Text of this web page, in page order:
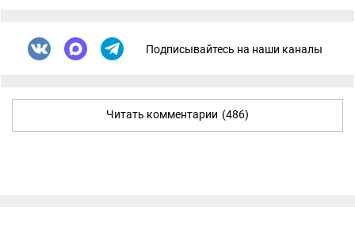
Подписывайтесь на наши каналы
Читать комментарии (486)